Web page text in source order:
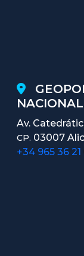
NACIONAL
Av.
CP. 03007
+34 965 36 21